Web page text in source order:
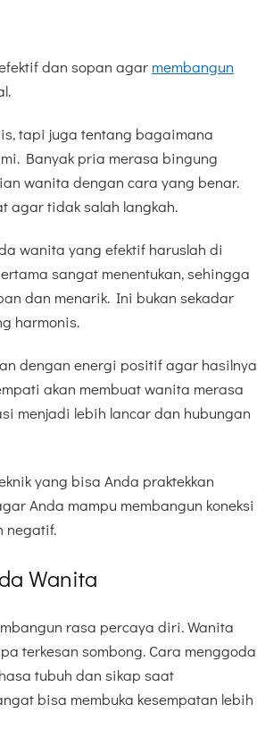
dan sopan agar membangun
tapi juga tentang bagaimana
Banyak pria merasa bingung
wanita dengan cara yang benar.
agar tidak salah langkah.
wanita yang efektif haruslah di
sangat menentukan, sehingga
dan menarik. Ini bukan sekadar
harmonis.
dengan energi positif agar hasilnya
akan membuat wanita merasa
menjadi lebih lancar dan hubungan
yang bisa Anda praktekkan
Anda mampu membangun koneksi
negatif.
Wanita
rasa percaya diri. Wanita
terkesan sombong. Cara menggoda
tubuh dan sikap saat
bisa membuka kesempatan lebih